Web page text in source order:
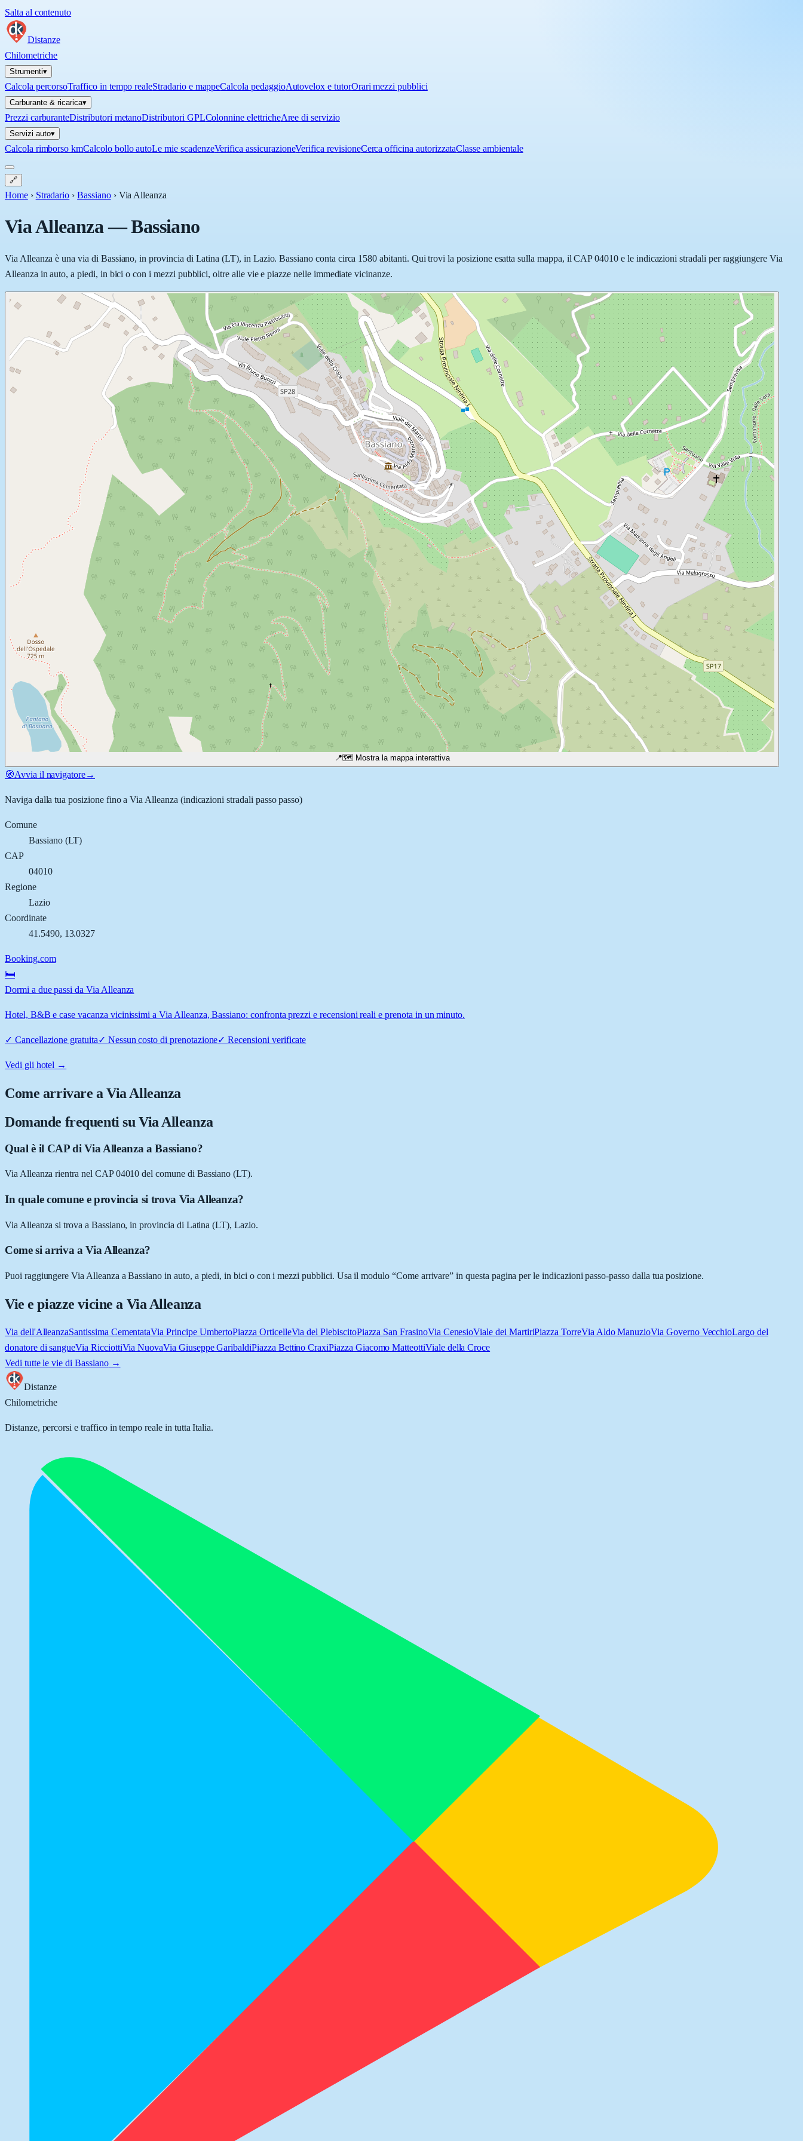
Salta al contenuto
Distanze
Chilometriche
Strumenti▾
Calcola percorsoTraffico in tempo realeStradario e mappeCalcola pedaggioAutovelox e tutorOrari mezzi pubblici
Carburante & ricarica▾
Prezzi carburanteDistributori metanoDistributori GPLColonnine elettricheAree di servizio
Servizi auto▾
Calcola rimborso kmCalcolo bollo autoLe mie scadenzeVerifica assicurazioneVerifica revisioneCerca officina autorizzataClasse ambientale
🔗
Home › Stradario › Bassiano › Via Alleanza
Via Alleanza—Bassiano
Via Alleanza è una via di Bassiano, in provincia di Latina (LT), in Lazio. Bassiano conta circa 1580 abitanti. Qui trovi la posizione esatta sulla mappa, il CAP 04010 e le indicazioni stradali per raggiungere Via
Alleanza in auto, a piedi, in bici o con i mezzi pubblici, oltre alle vie e piazze nelle immediate vicinanze.
📍🗺️ Mostra la mappa interattiva
🧭Avvia il navigatore→
Naviga dalla tua posizione fino aVia Alleanza (indicazioni stradali passo passo)
Comune
Bassiano(LT)
CAP
04010
Regione
Lazio
Coordinate
41.5490, 13.0327
Booking.com
🛏️
Dormi a due passi da Via Alleanza
Hotel, B&B e case vacanza vicinissimi a Via Alleanza, Bassiano: confronta prezzi e recensioni reali e prenota in un minuto.
✓ Cancellazione gratuita✓ Nessun costo di prenotazione✓Recensioni verificate
Vedi gli hotel →
Come arrivare aVia Alleanza
Domande frequenti su Via Alleanza
Qual è il CAP di Via Alleanza a Bassiano?
Via Alleanza rientra nel CAP 04010 del comune di Bassiano (LT).
In quale comune e provincia si trova Via Alleanza?
Via Alleanza si trova a Bassiano, in provincia di Latina (LT), Lazio.
Come si arriva a Via Alleanza?
Puoi raggiungere Via Alleanza a Bassiano in auto, a piedi, in bici o con i mezzi pubblici. Usa il modulo “Come arrivare” in questa pagina per le indicazioni passo-passo dalla tua posizione.
Vie e piazze vicine a Via Alleanza
Via dell'AlleanzaSantissima CementataVia Principe UmbertoPiazza OrticelleVia del PlebiscitoPiazza San FrasinoVia CenesioViale dei MartiriPiazza TorreVia Aldo ManuzioVia Governo VecchioLargo del
donatore di sangueVia RicciottiVia NuovaVia Giuseppe GaribaldiPiazza Bettino CraxiPiazza Giacomo MatteottiViale della Croce
Vedi tutte le vie di Bassiano→
Distanze
Chilometriche
Distanze, percorsi e traffico in tempo reale in tutta Italia.